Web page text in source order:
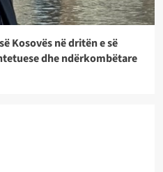
Kosovës në dritën e së
dhe ndërkombëtare